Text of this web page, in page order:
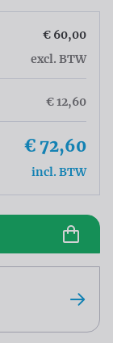
€ 60,00
excl. BTW
€ 12,60
€ 72,60
incl. BTW